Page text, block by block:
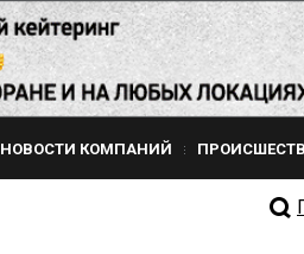
НОВОСТИ КОМПАНИЙ